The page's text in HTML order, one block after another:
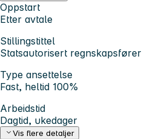
Oppstart
Etter avtale
Stillingstittel
Statsautorisert regnskapsfører
Type ansettelse
Fast, heltid 100%
Arbeidstid
Dagtid, ukedager
Vis flere detaljer